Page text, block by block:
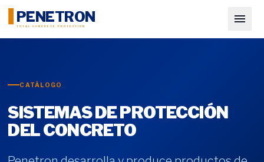
PENETRON
TOTAL CONCRETE PROTECTION
CATÁLOGO
SISTEMAS DE PROTECCIÓN
DEL CONCRETO